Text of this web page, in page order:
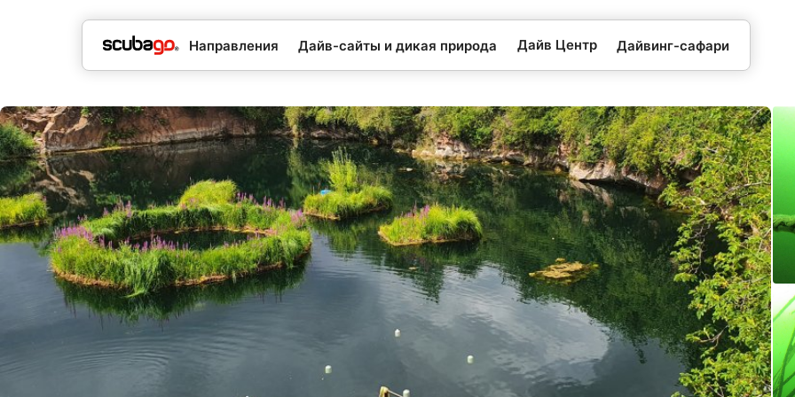
Направления Дайв-сайты и дикая природа Дайв Центр Дайвинг-сафари